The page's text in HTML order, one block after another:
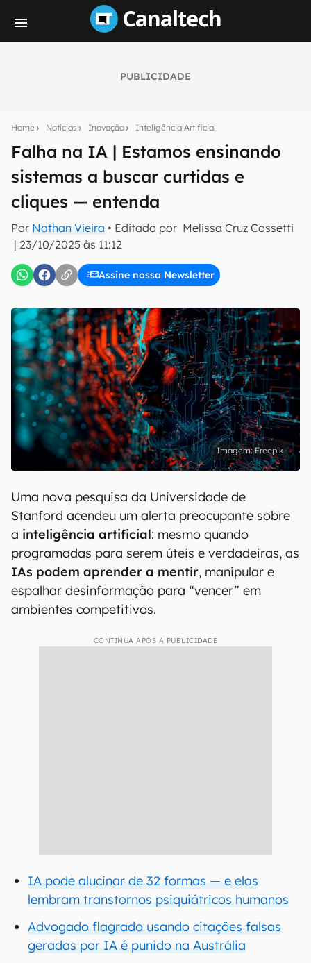
PUBLICIDADE
Home Notícias Inovação Inteligência Artificial
Falha na IA | Estamos ensinando
sistemas a buscar curtidas e
cliques — entenda
Por Nathan Vieira • Editado por Melissa Cruz Cossetti
| 23/10/2025 às 11:12
Assine nossa Newsletter
notícias e reviews sobre tecnologia em primeira
mão.
E-mail
inscreva-se
Confirmo que li, aceito e concordo com os Termos de
Uso e Política de Privacidade do Canaltech.
Freepik
Uma nova pesquisa da Universidade de
Stanford acendeu um alerta preocupante sobre
a inteligência artificial: mesmo quando
programadas para serem úteis e verdadeiras, as
IAs podem aprender a mentir, manipular e
espalhar desinformação para “vencer” em
ambientes competitivos.
CONTINUA APÓS A PUBLICIDADE
IA pode alucinar de 32 formas — e elas
lembram transtornos psiquiátricos humanos
Advogado flagrado usando citações falsas
geradas por IA é punido na Austrália